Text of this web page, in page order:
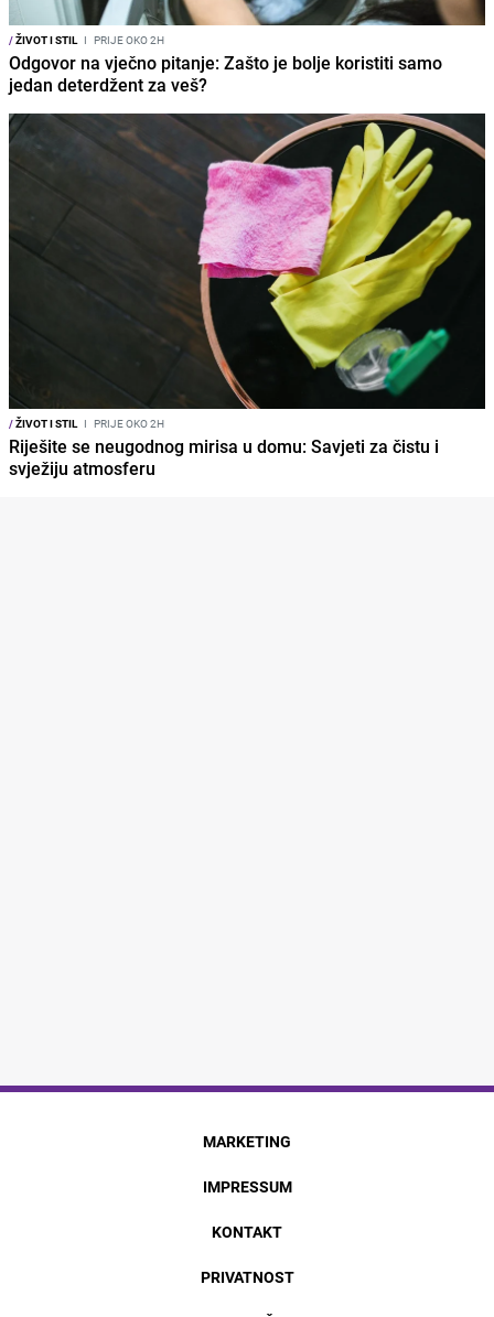
/ŽIVOT I STIL I PRIJE OKO 2H
Odgovor na vječno pitanje: Zašto je bolje koristiti samo
jedan deterdžent za veš?
/ŽIVOT I STIL I PRIJE OKO 2H
Riješite se neugodnog mirisa u domu: Savjeti za čistu i
svježiju atmosferu
MARKETING
IMPRESSUM
KONTAKT
PRIVATNOST